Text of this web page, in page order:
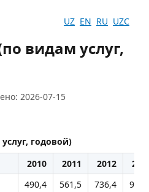
UZ EN RU UZC
видам услуг,
2026-07-15
годовой)
2010 2011 2012
490,4 561,5 736,4